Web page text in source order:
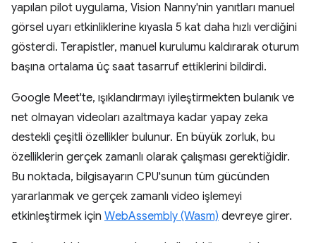
yapılan pilot uygulama, Vision Nanny'nin yanıtları manuel
görsel uyarı etkinliklerine kıyasla 5 kat daha hızlı verdiğini
gösterdi. Terapistler, manuel kurulumu kaldırarak oturum
başına ortalama üç saat tasarruf ettiklerini bildirdi.
Google Meet'te, ışıklandırmayı iyileştirmekten bulanık ve
net olmayan videoları azaltmaya kadar yapay zeka
destekli çeşitli özellikler bulunur. En büyük zorluk, bu
özelliklerin gerçek zamanlı olarak çalışması gerektiğidir.
Bu noktada, bilgisayarın CPU'sunun tüm gücünden
yararlanmak ve gerçek zamanlı video işlemeyi
etkinleştirmek için WebAssembly (Wasm) devreye girer.